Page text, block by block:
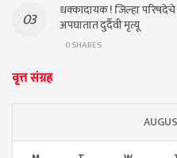
धक्कादायक ! जिल्हा
अपघातात दुर्दैवी मृत्यू
0 SHARES
वृत्त संग्रह